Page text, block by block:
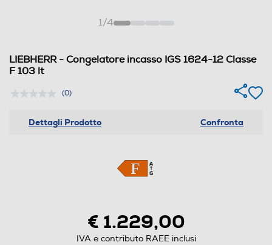
1/4
LIEBHERR - Congelatore incasso IGS 1624-12 Classe
F 103 lt
(0)
Dettagli Prodotto Confronta
€ 1.229,00
IVA e contributo RAEE inclusi